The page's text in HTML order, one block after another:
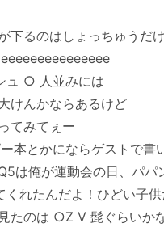
下るのはしょっちゅうだ
ュ ○ 人並みには
けんかならあるけど
てみてぇー
本とかにならゲストで書
は俺が運動会の日、パパ
くれたんだよ！ひどい子
たのは ○Z V 髭ぐらいか